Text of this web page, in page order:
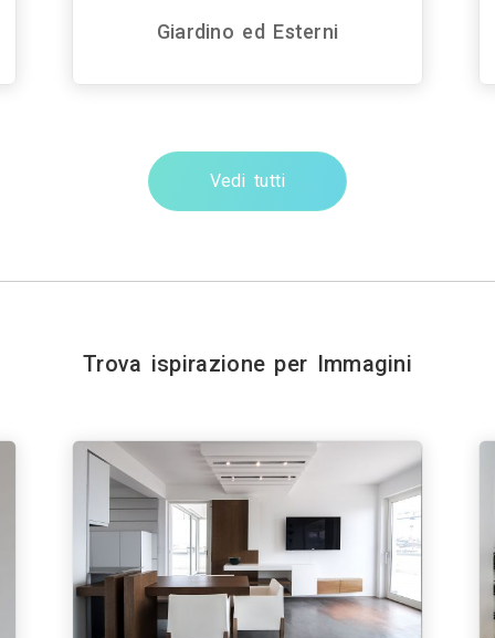
Giardino ed Esterni
Vedi tutti
Trova ispirazione per Immagini